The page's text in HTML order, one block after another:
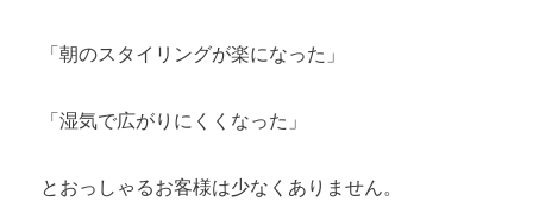
「朝のスタイリングが楽になった」
「湿気で広がりにくくなった」
とおっしゃるお客様は少なくありません。